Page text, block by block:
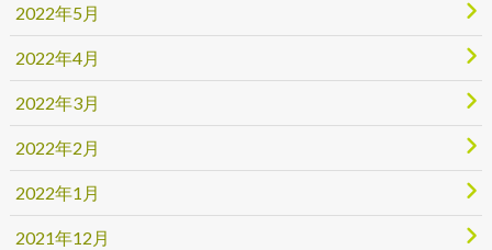
2022年5月
2022年4月
2022年3月
2022年2月
2022年1月
2021年12月